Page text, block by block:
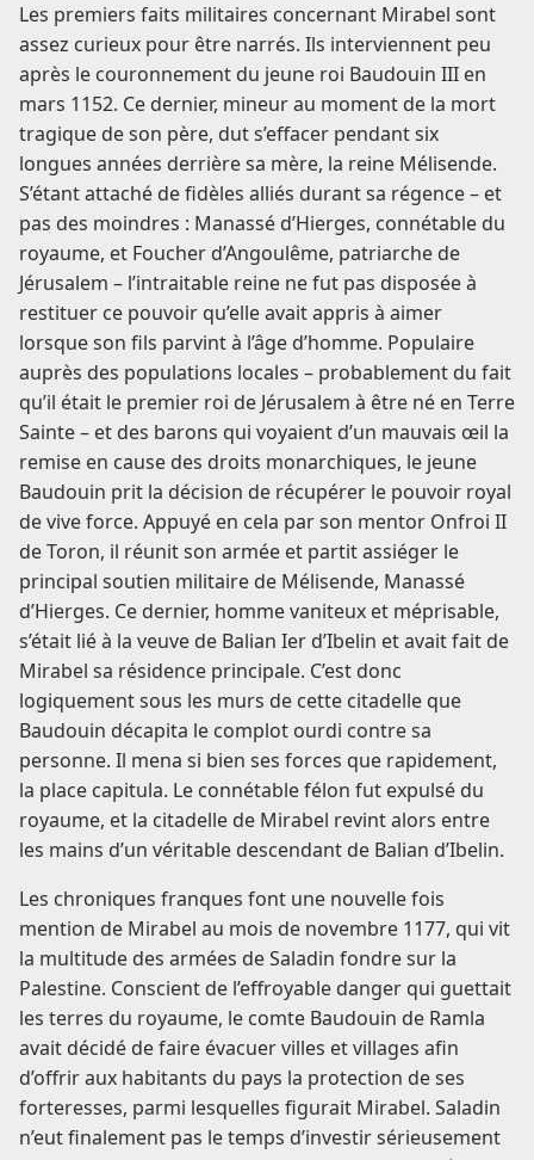
Les premiers faits militaires concernant Mirabel sont
assez curieux pour être narrés. Ils interviennent peu
après le couronnement du jeune roi Baudouin III en
mars 1152. Ce dernier, mineur au moment de la mort
tragique de son père, dut s’effacer pendant six
longues années derrière sa mère, la reine Mélisende.
S’étant attaché de fidèles alliés durant sa régence – et
pas des moindres : Manassé d’Hierges, connétable du
royaume, et Foucher d’Angoulême, patriarche de
Jérusalem – l’intraitable reine ne fut pas disposée à
restituer ce pouvoir qu’elle avait appris à aimer
lorsque son fils parvint à l’âge d’homme. Populaire
auprès des populations locales – probablement du fait
qu’il était le premier roi de Jérusalem à être né en Terre
Sainte – et des barons qui voyaient d’un mauvais œil la
remise en cause des droits monarchiques, le jeune
Baudouin prit la décision de récupérer le pouvoir royal
de vive force. Appuyé en cela par son mentor Onfroi II
de Toron, il réunit son armée et partit assiéger le
principal soutien militaire de Mélisende, Manassé
d’Hierges. Ce dernier, homme vaniteux et méprisable,
s’était lié à la veuve de Balian Ier d’Ibelin et avait fait de
Mirabel sa résidence principale. C’est donc
logiquement sous les murs de cette citadelle que
Baudouin décapita le complot ourdi contre sa
personne. Il mena si bien ses forces que rapidement,
la place capitula. Le connétable félon fut expulsé du
royaume, et la citadelle de Mirabel revint alors entre
les mains d’un véritable descendant de Balian d’Ibelin.
Les chroniques franques font une nouvelle fois
mention de Mirabel au mois de novembre 1177, qui vit
la multitude des armées de Saladin fondre sur la
Palestine. Conscient de l’effroyable danger qui guettait
les terres du royaume, le comte Baudouin de Ramla
avait décidé de faire évacuer villes et villages afin
d’offrir aux habitants du pays la protection de ses
forteresses, parmi lesquelles figurait Mirabel. Saladin
n’eut finalement pas le temps d’investir sérieusement